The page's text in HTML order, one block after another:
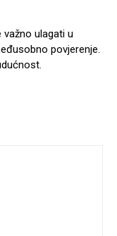
ulagati u
povjerenje.